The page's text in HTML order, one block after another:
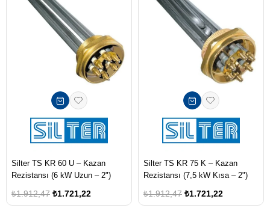
Silter TS KR 60 U – Kazan
Rezistansı (6 kW Uzun – 2")
₺1.721,22
₺1.912,47
Silter TS KR 75 K – Kazan
Rezistansı (7,5 kW Kısa – 2")
₺1.721,22
₺1.912,47